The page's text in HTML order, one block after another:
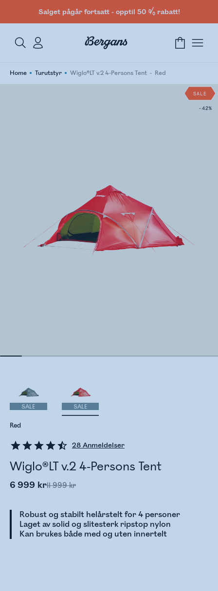
Salget pågår fortsatt - opptil 50 % rabatt!
Home Turutstyr Wiglo®LT v.2 4-Persons Tent Red
SALE
-42%
28 Anmeldelser
Wiglo®LT v.2 4-Persons Tent
6 999 kr11 999 kr
Robust og stabilt helårstelt for 4 personer
Laget av solid og slitesterk ripstop nylon
Kan brukes både med og uten innertelt
Red
SALE SALE